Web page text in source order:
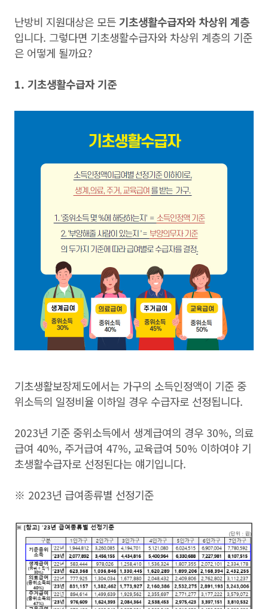
난방비 지원대상은 모든기초생활수급자와 차상위 계층
입니다. 그렇다면 기초생활수급자와 차상위 계층의 기준
은 어떻게 될까요?
1. 기초생활수급자 기준
기초생활보장제도에서는 가구의 소득인정액이 기준 중
위소득의 일정비율 이하일 경우 수급자로 선정됩니다.
2023년 기준 중위소득에서 생계급여의 경우 30%, 의료
급여 40%, 주거급여 47%, 교육급여 50% 이하여야 기
초생활수급자로 선정된다는 얘기입니다.
※ 2023년 급여종류별 선정기준